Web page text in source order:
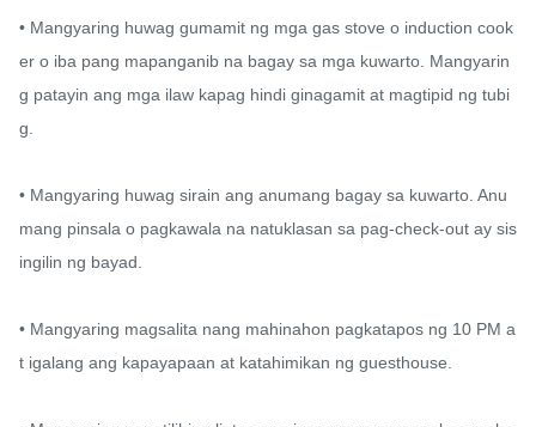
• Mangyaring huwag gumamit ng mga gas stove o induction cook
er o iba pang mapanganib na bagay sa mga kuwarto. Mangyarin
g patayin ang mga ilaw kapag hindi ginagamit at magtipid ng tubi
g.
• Mangyaring huwag sirain ang anumang bagay sa kuwarto. Anu
mang pinsala o pagkawala na natuklasan sa pag-check-out ay sis
ingilin ng bayad.
• Mangyaring magsalita nang mahinahon pagkatapos ng 10 PM a
t igalang ang kapayapaan at katahimikan ng guesthouse.